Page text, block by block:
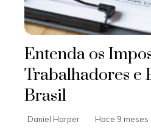
Entenda os
Trabalhadores e
Brasil
Daniel Harper Hace 9 meses